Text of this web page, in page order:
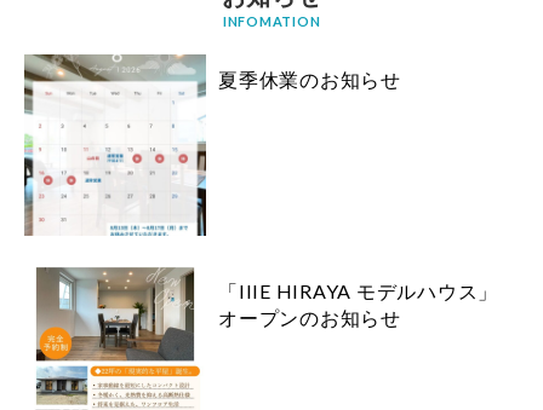
INFOMATION
夏季休業のお知らせ
「IIIE HIRAYA モデルハウス」
オープンのお知らせ